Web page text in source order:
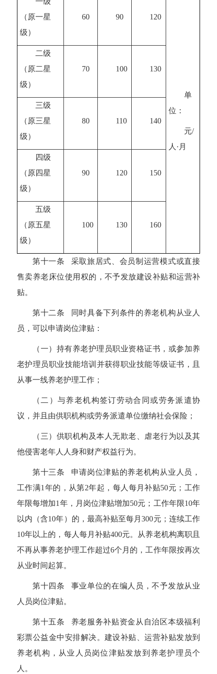
（原一星
级）
60 90 120
单
位：
元/
人 · 月
二级
（原二星
级）
70 100 130
三级
（原三星
级）
80 110 140
四级
（原四星
级）
90 120 150
五级
（原五星
级）
100 130 160
第十一条 采取旅居式、会员制运营模式或直接
售卖养老床位使用权的，不予发放建设补贴和运营补
贴。
第十二条 同时具备下列条件的养老机构从业人
员，可以申请岗位津贴：
（一）持有养老护理员职业资格证书，或参加养
老护理员职业技能培训并获得职业技能等级证书，且
从事一线养老护理工作；
（二）与养老机构签订劳动合同或劳务派遣协
议，并且由供职机构或劳务派遣单位缴纳社会保险；
（三）供职机构及本人无欺老、虐老行为以及其
他侵害老年人人身和财产权益行为。
第十三条 申请岗位津贴的养老机构从业人员，
工作满1 年的，从第2年起，每人每月补贴50元；工作
年限每增加1 年，月岗位津贴增加50元；工作年限10年
以内（含10年）的，最高补贴至每月300元；连续工作
10年以上的，每人每月补贴400元。从养老机构离职且
不再从事养老护理工作超过6个月的，工作年限按再次
从业时间起算。
第十四条 事业单位的在编人员，不予发放从业
人员岗位津贴。
第十五条 养老服务补贴资金从自治区本级福利
彩票公益金中安排解决。建设补贴、运营补贴发放到
养老机构，从业人员岗位津贴发放到养老护理员个
人。